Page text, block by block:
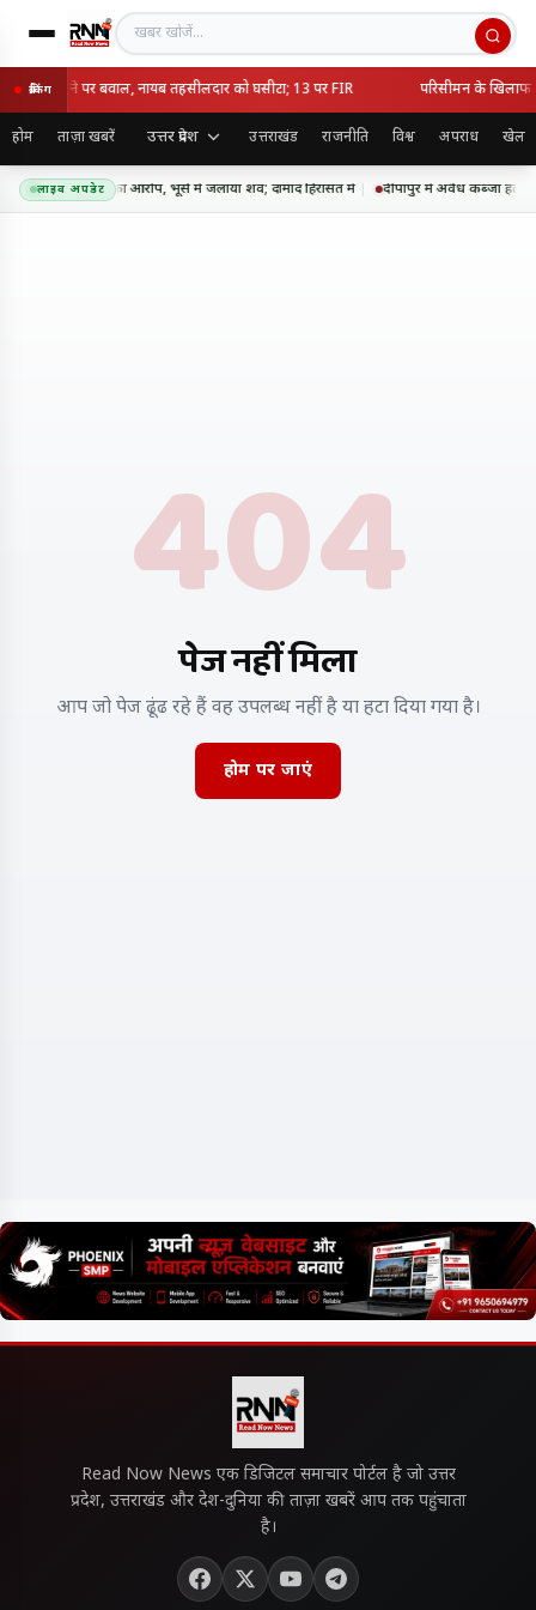
खबर खोजें
ब्रेकिंग
कब्जा हटाने पर बवाल, नायब तहसीलदार को घसीटा; 13 पर FIR परिसीमन के खिलाफ
होम ताज़ा खबरें उत्तर प्रदेश उत्तराखंड राजनीति विश्व अपराध खेल
लाइव अपडेट
में सास की हत्या का आरोप, भूसे में जलाया शव; दामाद हिरासत में दीपापुर में अवैध कब्जा हटाने
404
पेज नहीं मिला
आप जो पेज ढूंढ रहे हैं वह उपलब्ध नहीं है या हटा दिया गया है।
होम पर जाएं
Read Now News एक डिजिटल समाचार पोर्टल है जो उत्तर
प्रदेश, उत्तराखंड और देश-दुनिया की ताज़ा खबरें आप तक पहुंचाता
है।